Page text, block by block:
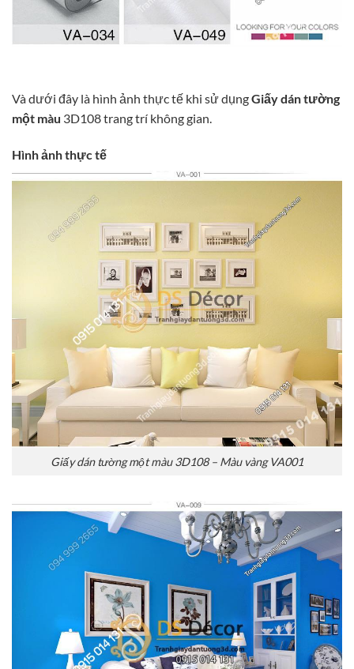
Và dưới đây là hình ảnh thực tế khi sử dụngGiấy dán tường
một màu 3D108 trang trí không gian.
Hình ảnh thực tế
Giấy dán tường một màu 3D108 – Màu vàng VA001